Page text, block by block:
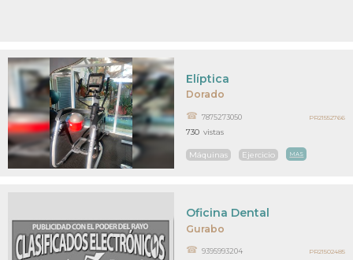
Dorado
Elíptica
7875273050
Máquinas Ejercicio MAS
730 vistas
PR21552766
Gurabo
Oficina Dental
9395993204 PR21502485